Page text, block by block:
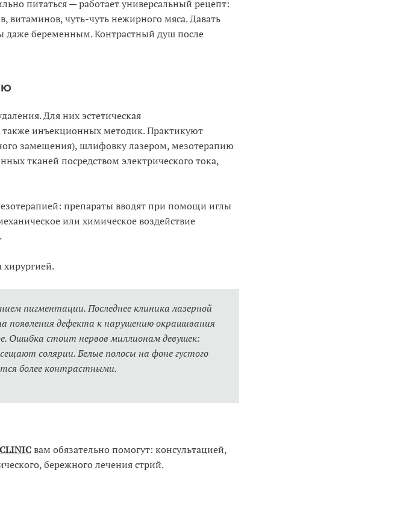
питаться — работает универсальный рецепт:
чуть-чуть нежирного мяса. Давать
даже беременным. Контрастный душ после
Для них эстетическая
также инъекционных методик. Практикуют
замещения), шлифовку лазером, мезотерапию
тканей посредством электрического тока,
препараты вводят при помощи иглы
или химическое воздействие
хирургией.
пигментации. Последнее клиника лазерной
дефекта к нарушению окрашивания
Ошибка стоит нервов миллионам девушек:
солярии. Белые полосы на фоне густого
более контрастными.
вам обязательно помогут: консультацией,
бережного лечения стрий.